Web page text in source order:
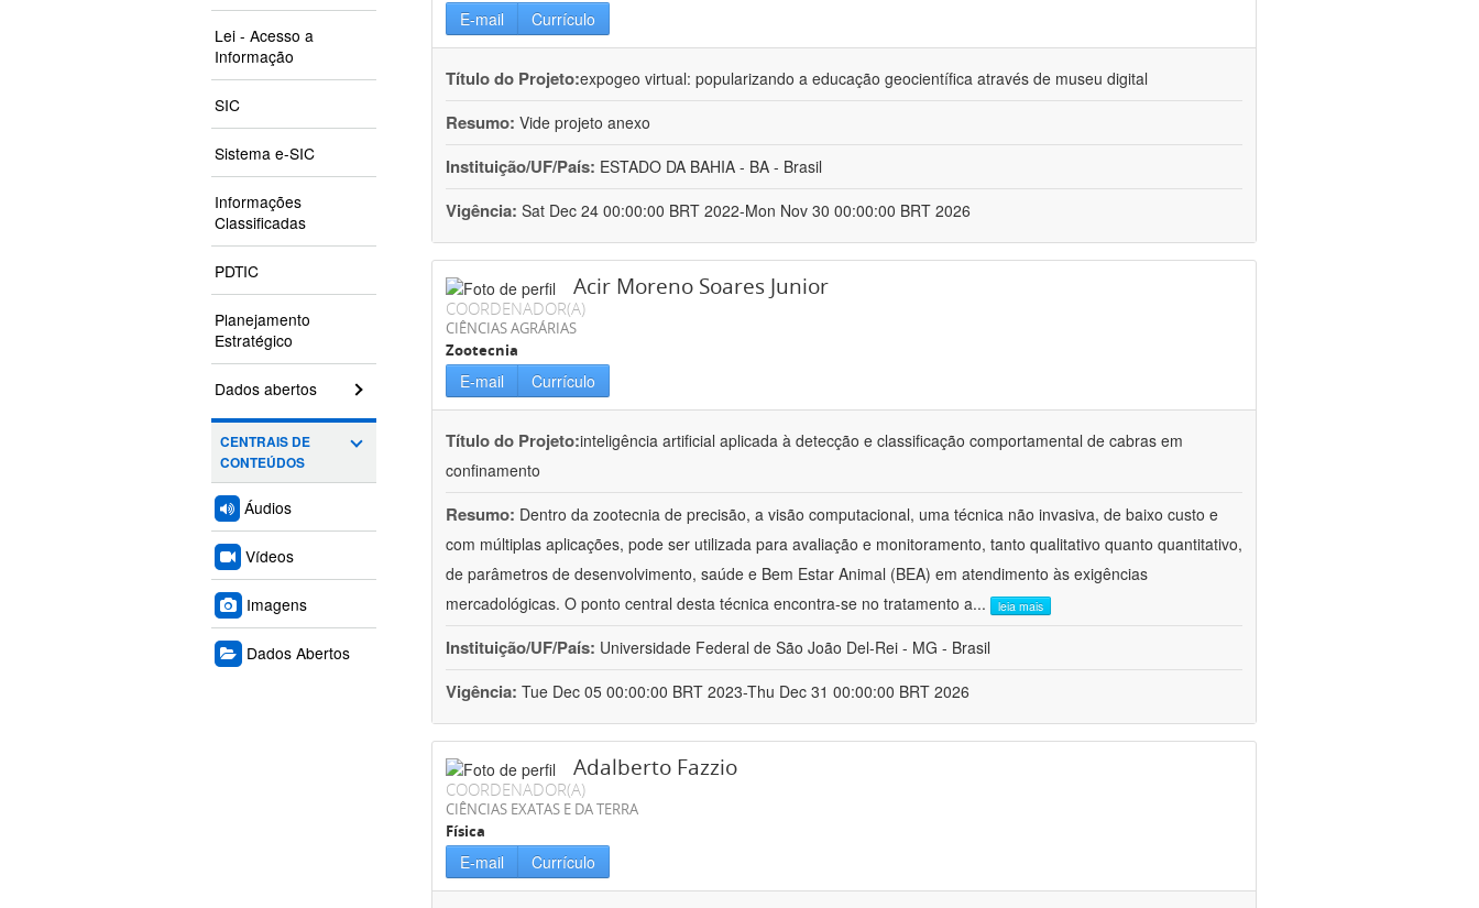
Lei - Acesso a
Informação
SIC
Sistema e-SIC
Informações
Classificadas
PDTIC
Planejamento
Estratégico
Dados abertos
CENTRAIS DE
CONTEÚDOS
Áudios
Vídeos
Imagens
Dados Abertos
E-mail Currículo
Título do Projeto:expogeo virtual: popularizando a educação geocientífica através de museu digital
Resumo: Vide projeto anexo
Instituição/UF/País: ESTADO DA BAHIA - BA - Brasil
Vigência: Sat Dec 24 00:00:00 BRT 2022-Mon Nov 30 00:00:00 BRT 2026
Acir Moreno Soares Junior
COORDENADOR(A)
CIÊNCIAS AGRÁRIAS
Zootecnia
E-mail Currículo
Título do Projeto:inteligência artificial aplicada à detecção e classificação comportamental de cabras em
confinamento
Resumo: Dentro da zootecnia de precisão, a visão computacional, uma técnica não invasiva, de baixo custo e
com múltiplas aplicações, pode ser utilizada para avaliação e monitoramento, tanto qualitativo quanto quantitativo,
de parâmetros de desenvolvimento, saúde e Bem Estar Animal (BEA) em atendimento às exigências
mercadológicas. O ponto central desta técnica encontra-se no tratamento a... leia mais
Instituição/UF/País: Universidade Federal de São João Del-Rei - MG - Brasil
Vigência: Tue Dec 05 00:00:00 BRT 2023-Thu Dec 31 00:00:00 BRT 2026
Adalberto Fazzio
COORDENADOR(A)
CIÊNCIAS EXATAS E DA TERRA
Física
E-mail Currículo